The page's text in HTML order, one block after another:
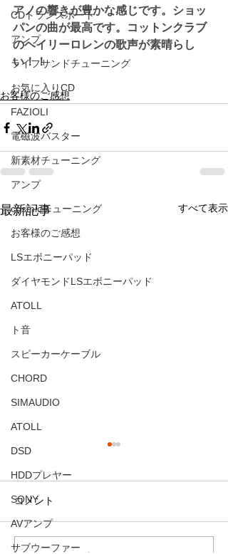
CDトランスポート
アンプ
ライフサンドチューニング
お気に入りCD
FAZIOLI
電磁波バスター
新素材チューニング
アンプ
cosmicチューニング
お客様のご感想
LSエボニーパッド
ダイヤモンドLSエボニーパッド
ATOLL
ト音
スピーカーケーブル
CHORD
SIMAUDIO
ATOLL
DSD
HDDプレヤー
SONY
AVアンプ
サブウーファー
アノの響きが豊かな感じです。ショッ
パンの曲が最高です。コットンクラブ
のヘイリーロレンの歌声が素晴らし
い！！
お客様のご感想
最新記事 すべて表示
お客様からのご感想
コメント